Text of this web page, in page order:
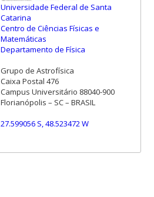
Universidade Federal de Santa
Catarina
Centro de Ciências Físicas e
Matemáticas
Departamento de Física
Grupo de Astrofísica
Caixa Postal 476
Campus Universitário 88040-900
Florianópolis – SC – BRASIL
27.599056 S, 48.523472 W